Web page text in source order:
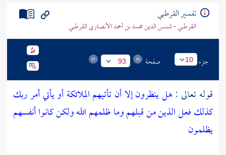
تفسير القرطبي
القرطبي - شمس الدين محمد بن أحمد الأنصاري القرطبي
جزء 10 صفحة 93
قوله تعالى :هل ينظرون إلا أن تأتيهم الملائكة أو يأتي أمر ربك
كذلك فعل الذين من قبلهم وما ظلمهم الله ولكن كانوا أنفسهم
يظلمون